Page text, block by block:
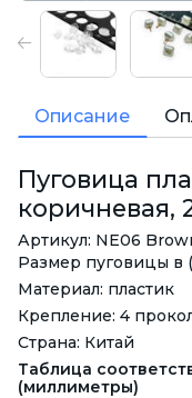
Описание
Пуговица
коричневая,
Артикул: NE06
Размер пуговицы в
Материал: пластик
Крепление: 4
Страна: Китай
Таблица
(миллиметры)